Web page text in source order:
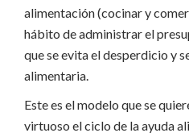
alimentación (cocinar y
hábito de administrar el
que se evita el desperdicio y
alimentaria.
Este es el modelo que se
virtuoso el ciclo de la ayuda